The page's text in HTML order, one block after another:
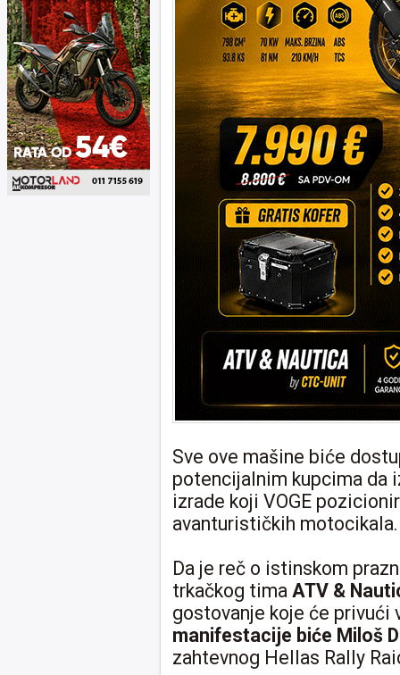
Sve ove mašine biće
potencijalnim kupcima da
izrade koji VOGE
avanturističkih motocikala.
Da je reč o istinskom
trkačkog tima ATV &
gostovanje koje će privući
manifestacije biće Miloš
zahtevnog Hellas Rally